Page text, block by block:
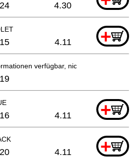
4.30
+
4.11
verfügbar, nicht bestellbar
+
4.11
+
4.11